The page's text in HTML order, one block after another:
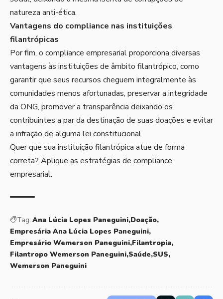
natureza anti-ética.
Vantagens do compliance nas instituições
filantrópicas
Por fim, o compliance empresarial proporciona diversas
vantagens às instituições de âmbito filantrópico, como
garantir que seus recursos cheguem integralmente às
comunidades menos afortunadas, preservar a integridade
da ONG, promover a transparência deixando os
contribuintes a par da destinação de suas doações e evitar
a infração de alguma lei constitucional.
Quer que sua instituição filantrópica atue de forma
correta? Aplique as estratégias de compliance
empresarial.
Tag: Ana Lúcia Lopes Paneguini Doação
Empresária Ana Lúcia Lopes Paneguini
Empresário Wemerson Paneguini Filantropia
Filantropo Wemerson Paneguini Saúde SUS
Wemerson Paneguini